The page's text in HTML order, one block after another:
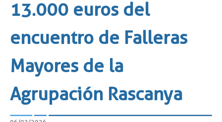
13.000 euros del
encuentro de Falleras
Mayores de la
Agrupación Rascanya